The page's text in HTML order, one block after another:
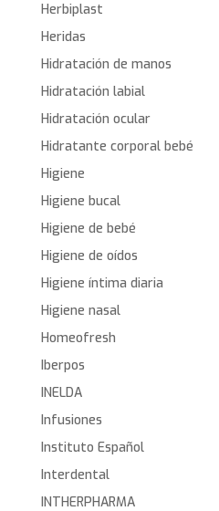
Herbiplast
Heridas
Hidratación de manos
Hidratación labial
Hidratación ocular
Hidratante corporal bebé
Higiene
Higiene bucal
Higiene de bebé
Higiene de oídos
Higiene íntima diaria
Higiene nasal
Homeofresh
Iberpos
INELDA
Infusiones
Instituto Español
Interdental
INTHERPHARMA